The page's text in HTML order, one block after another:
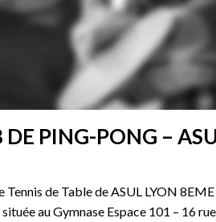
DE PING-PONG –
Tennis de Table de ASUL LYON
au Gymnase Espace 101 – 16